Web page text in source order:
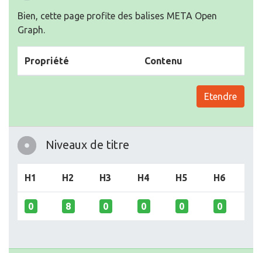
Bien, cette page profite des balises META Open
Graph.
Propriété Contenu
Etendre
Niveaux de titre
H1 H2 H3 H4 H5 H6
0 8 0 0 0 0